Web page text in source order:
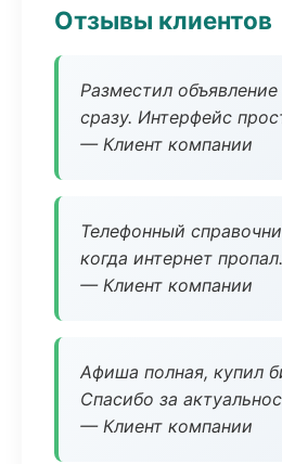
Отзывы клиентов
Разместил
сразу. Интерфейс
— Клиент компании
Телефонный
когда интернет пропал.
— Клиент компании
Афиша полная, купил
Спасибо за
— Клиент компании